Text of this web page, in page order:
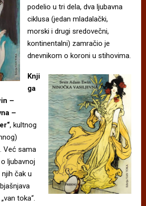
podelio u tri dela, dva ljubavna
ciklusa (jedan mladalački,
morski i drugi sredovečni,
kontinentalni) zamračio je
dnevnikom o koroni u stihovima.
Knji
ga
–
–
, kultnog
Već sama
ljubavnoj
čak u
toka“.